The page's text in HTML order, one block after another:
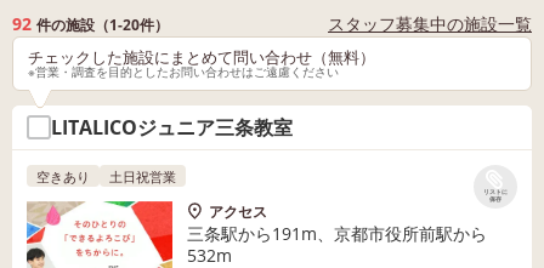
92 件の施設（1-20件） スタッフ募集中の施設一覧
チェックした施設にまとめて問い合わせ（無料）
※営業・調査を目的としたお問い合わせはご遠慮ください
LITALICOジュニア三条教室
リストに
保存
空きあり 土日祝営業
アクセス
三条駅から191m、京都市役所前駅から
532m